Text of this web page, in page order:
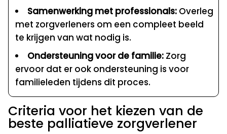
Samenwerking met professionals: Overleg
met zorgverleners om een compleet beeld
te krijgen van wat nodig is.
Ondersteuning voor de familie: Zorg
ervoor dat er ook ondersteuning is voor
familieleden tijdens dit proces.
Criteria voor het kiezen van de
beste palliatieve zorgverlener